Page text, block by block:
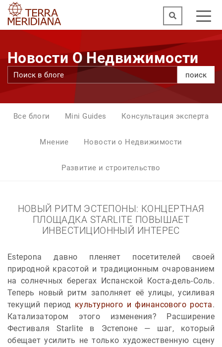
Новости О Недвижимости
поиск
Все блоги Mini Guides Консультация эксперта
Мнение Новости о Недвижимости
Развитие и строительство
НОВЫЙ РИТМ ЭСТЕПОНЫ: КОНЦЕРТНАЯ
ПЛОЩАДКА STARLITE ПОВЫШАЕТ
ИНВЕСТИЦИОННЫЙ ИНТЕРЕС
Estepona давно пленяет посетителей своей
природной красотой и традиционным очарованием
на солнечных берегах Испанской Коста-дель-Соль.
Теперь новый ритм заполняет её улицы, усиливая
текущий период культурного и финансового роста.
Катализатором этого изменения? Расширение
Фестиваля Starlite в Эстепоне — шаг, который
обещает усилить не только художественную сцену